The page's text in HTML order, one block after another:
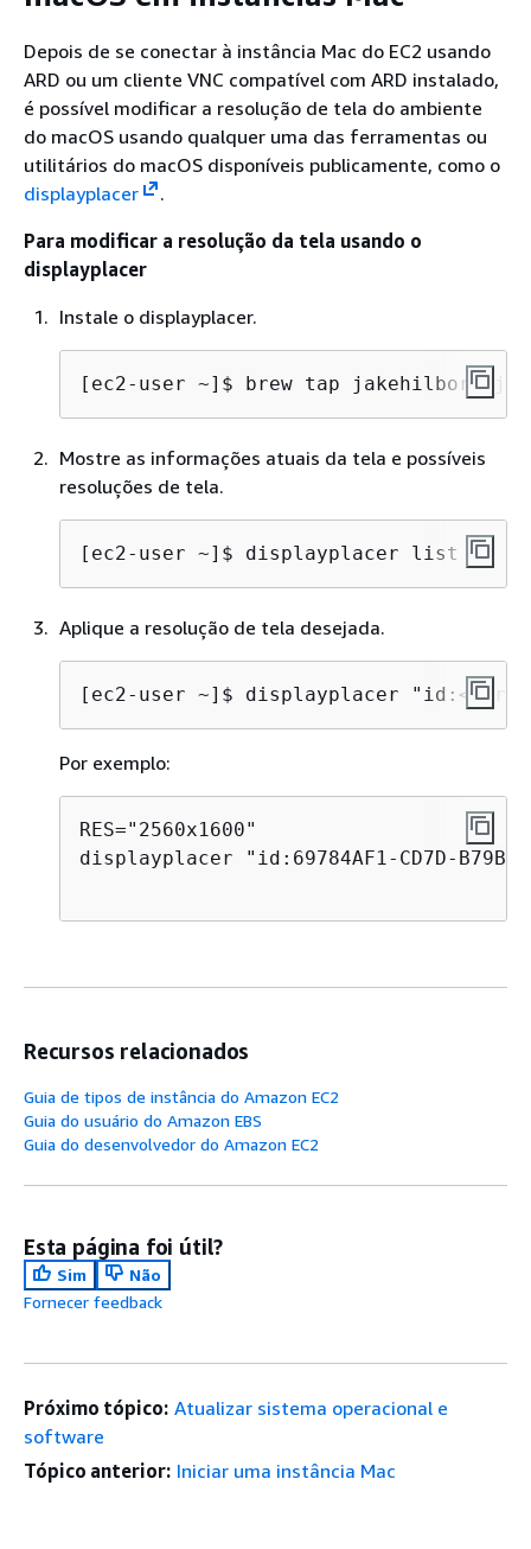
Depois de se conectar à instância Mac do EC2 usando
ARD ou um cliente VNC compatível com ARD instalado,
é possível modificar a resolução de tela do ambiente
do macOS usando qualquer uma das ferramentas ou
utilitários do macOS disponíveis publicamente, como o
displayplacer
.
Para modificar a resolução da tela usando o
displayplacer
Instale o displayplacer.
[ec2-user ~]$ brew tap jakehilborn/
Mostre as informações atuais da tela e possíveis
resoluções de tela.
[ec2-user ~]$ displayplacer list
Aplique a resolução de tela desejada.
[ec2-user ~]$ displayplacer
Por exemplo:
RES="2560x1600"
displayplacer "id:69784AF1-CD7D-B79B-
Recursos relacionados
Guia de tipos de instância do Amazon EC2
Guia do usuário do Amazon EBS
Guia do desenvolvedor do Amazon EC2
Esta página foi útil?
Sim
Não
Fornecer feedback
Próximo tópico: Atualizar sistema operacional e
software
Tópico anterior: Iniciar uma instância Mac